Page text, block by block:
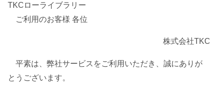
TKCローライブラリー
ご利用のお客様 各位
株式会社TKC
平素は、弊社サービスをご利用いただき、誠にありが
とうございます。